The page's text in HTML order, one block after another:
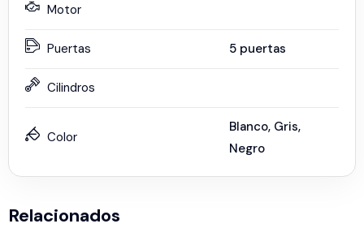
Motor
Puertas 5 puertas
Cilindros
Color
Blanco, Gris,
Negro
Relacionados